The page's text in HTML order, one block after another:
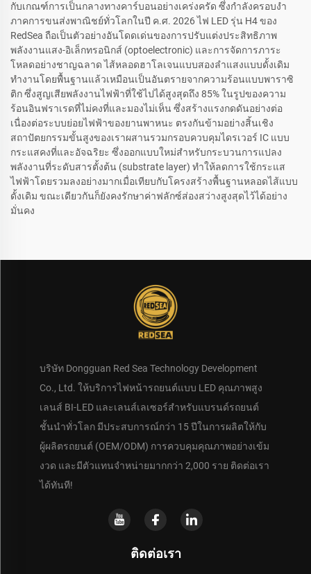
กับเกณฑ์การเป็นกลางทางคาร์บอนอย่างเคร่งครัด ซึ่งกำลังครอบงำ
ภาคการขนส่งพาณิชย์ทั่วโลกในปี ค.ศ. 2026 ไฟ LED รุ่น H4 ของ
RedSea ถือเป็นตัวอย่างอันโดดเด่นของการปรับแต่งประสิทธิภาพ
พลังงานแสง-อิเล็กทรอนิกส์ (optoelectronic) และการจัดการภาระ
โหลดอย่างชาญฉลาด ไส้หลอดฮาโลเจนแบบสองลำแสงแบบดั้งเดิม
ทำงานโดยพื้นฐานแล้วเหมือนเป็นอันตรายจากความร้อนแบบพาราซิ
ติก ซึ่งสูญเสียพลังงานไฟฟ้าที่ใช้ไปได้สูงสุดถึง 85% ในรูปของความ
ร้อนอินฟราเรดที่ไม่คงที่และมองไม่เห็น ซึ่งสร้างแรงกดดันอย่างต่อ
เนื่องต่อระบบย่อยไฟฟ้าของยานพาหนะ ตรงกันข้ามอย่างสิ้นเชิง
สถาปัตยกรรมขั้นสูงของเราผสานรวมกรอบควบคุมไดรเวอร์ IC แบบ
กระแสคงที่และอัจฉริยะ ซึ่งออกแบบใหม่สำหรับกระบวนการแปลง
พลังงานที่ระดับสารตั้งต้น (substrate layer) ทำให้ลดการใช้กระแส
ไฟฟ้าโดยรวมลงอย่างมากเมื่อเทียบกับโครงสร้างพื้นฐานหลอดไส้แบบ
ดั้งเดิม ขณะเดียวกันก็ยังคงรักษาค่าฟลักซ์ส่องสว่างสูงสุดไว้ได้อย่าง
มั่นคง
บริษัท Dongguan Red Sea Technology Development
Co., Ltd. ให้บริการไฟหน้ารถยนต์แบบ LED คุณภาพสูง
เลนส์ BI-LED และเลนส์เลเซอร์สำหรับแบรนด์รถยนต์
ชั้นนำทั่วโลก มีประสบการณ์กว่า 15 ปีในการผลิตให้กับ
ผู้ผลิตรถยนต์ (OEM/ODM) การควบคุมคุณภาพอย่างเข้ม
งวด และมีตัวแทนจำหน่ายมากกว่า 2,000 ราย ติดต่อเรา
ได้ทันที!
ติดต่อเรา